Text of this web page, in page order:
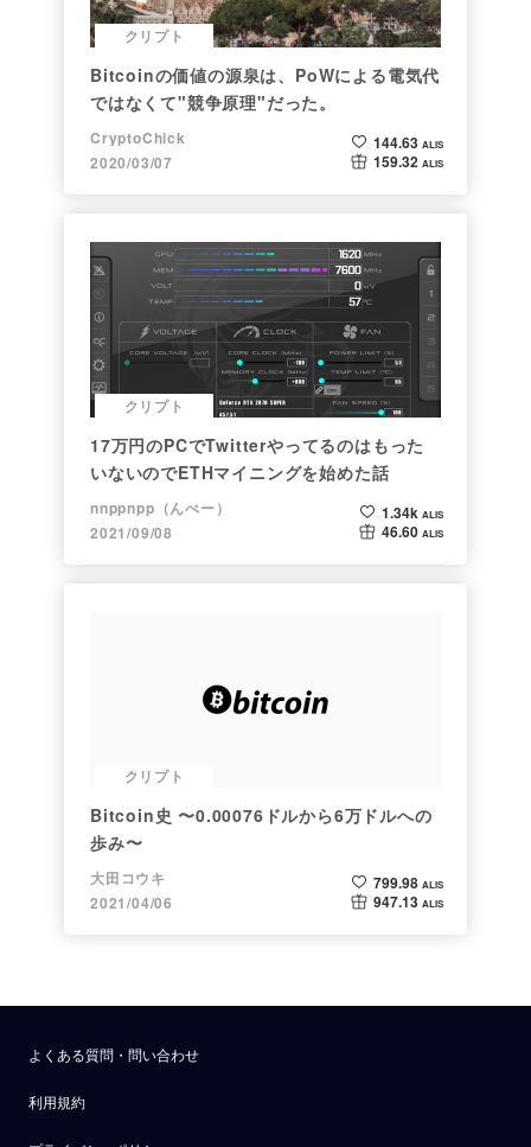
クリプト
Bitcoinの価値の源泉は、PoWによる電気代
ではなくて"競争原理"だった。
CryptoChick
2020/03/07
144.63 ALIS
159.32 ALIS
クリプト
17万円のPCでTwitterやってるのはもった
いないのでETHマイニングを始めた話
nnppnpp（んぺー）
2021/09/08
1.34k ALIS
46.60 ALIS
クリプト
Bitcoin史 〜0.00076ドルから6万ドルへの
歩み〜
大田コウキ
2021/04/06
799.98 ALIS
947.13 ALIS
よくある質問・問い合わせ
利用規約